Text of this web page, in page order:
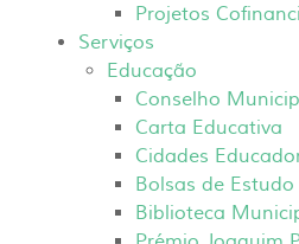
Projetos
Serviços
Educação
Conselho
Carta Educativa
Cidades
Bolsas de Estudo
Biblioteca